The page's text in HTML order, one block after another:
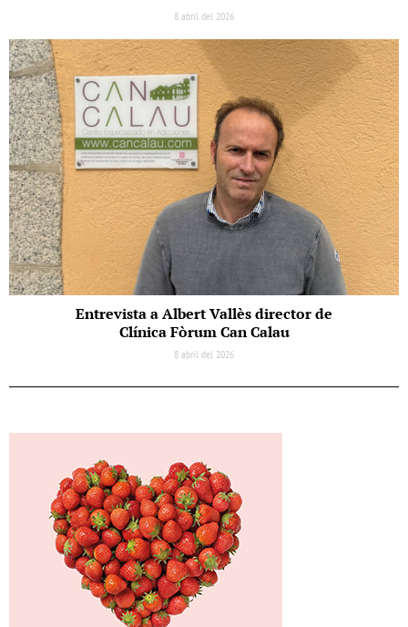
8 abril del 2026
Entrevista a Albert Vallès director de
Clínica Fòrum Can Calau
8 abril del 2026